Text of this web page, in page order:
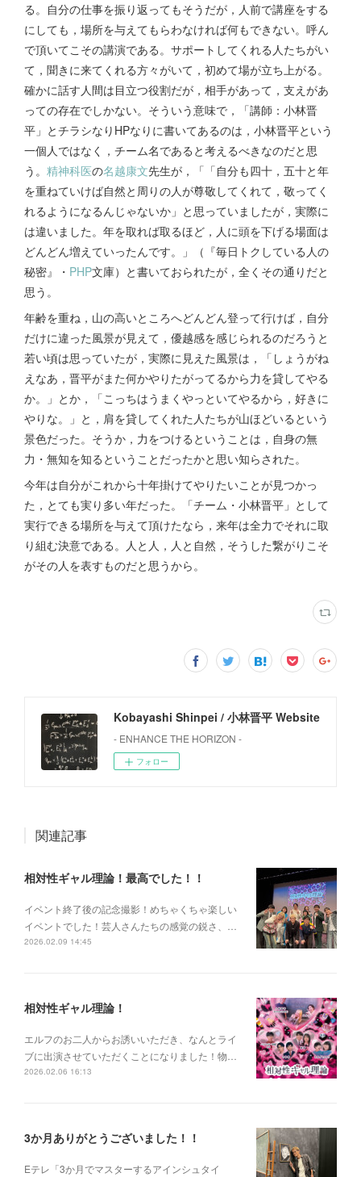
る。自分の仕事を振り返ってもそうだが，人前で講座をする
にしても，場所を与えてもらわなければ何もできない。呼ん
で頂いてこその講演である。サポートしてくれる人たちがい
て，聞きに来てくれる方々がいて，初めて場が立ち上がる。
確かに話す人間は目立つ役割だが，相手があって，支えがあ
っての存在でしかない。そういう意味で，「講師：小林晋
平」とチラシなりHPなりに書いてあるのは，小林晋平という
一個人ではなく，チーム名であると考えるべきなのだと思
う。 精神科医の名越康文先生が，「「自分も四十，五十と年
を重ねていけば自然と周りの人が尊敬してくれて，敬ってく
れるようになるんじゃないか」と思っていましたが，実際に
は違いました。年を取れば取るほど，人に頭を下げる場面は
どんどん増えていったんです。」（『毎日トクしている人の
秘密』・ PHP文庫）と書いておられたが，全くその通りだと
思う。
年齢を重ね，山の高いところへどんどん登って行けば，自分
だけに違った風景が見えて，優越感を感じられるのだろうと
若い頃は思っていたが，実際に見えた風景は，「しょうがね
えなあ，晋平がまた何かやりたがってるから力を貸してやる
か。」とか，「こっちはうまくやっといてやるから，好きに
やりな。」と，肩を貸してくれた人たちが山ほどいるという
景色だった。そうか，力をつけるということは，自身の無
力・無知を知るということだったかと思い知らされた。
今年は自分がこれから十年掛けてやりたいことが見つかっ
た，とても実り多い年だった。「チーム・小林晋平」として
実行できる場所を与えて頂けたなら，来年は全力でそれに取
り組む決意である。人と人，人と自然，そうした繋がりこそ
がその人を表すものだと思うから。
Kobayashi Shinpei / 小林晋平 Website
- ENHANCE THE HORIZON -
フォロー
関連記事
相対性ギャル理論！最高でした！！
イベント終了後の記念撮影！めちゃくちゃ楽しい
イベントでした！芸人さんたちの感覚の鋭さ、…
2026.02.09 14:45
相対性ギャル理論！
エルフのお二人からお誘いいただき、なんとライ
ブに出演させていただくことになりました！物…
2026.02.06 16:13
3か月ありがとうございました！！
Eテレ「3か月でマスターするアインシュタイ